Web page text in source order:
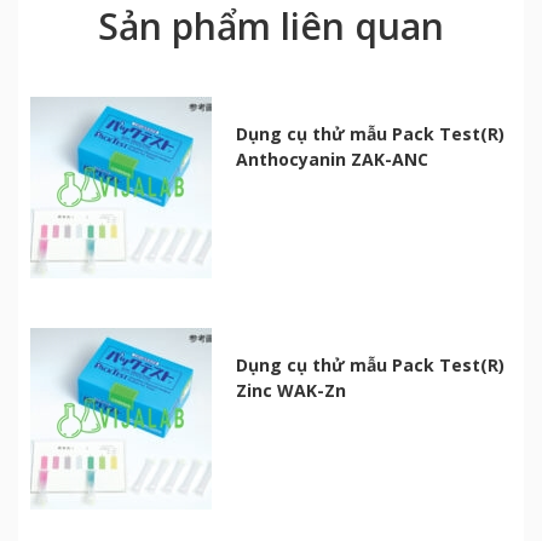
Sản phẩm liên quan
Dụng cụ thử mẫu Pack Test(R)
Anthocyanin ZAK-ANC
Dụng cụ thử mẫu Pack Test(R)
Zinc WAK-Zn